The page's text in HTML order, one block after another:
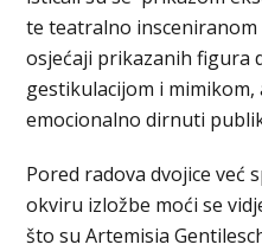
te teatralno
osjećaji prikazanih figura
gestikulacijom i
emocionalno dirnuti
Pored radova dvojice već
okviru izložbe moći se
što su Artemisia